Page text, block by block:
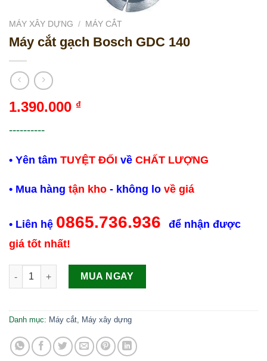
MÁY XÂY DỰNG / MÁY CẮT
Máy cắt gạch Bosch GDC 140
1.390.000 ₫
----------
• Yên tâm TUYỆT ĐỐI về CHẤT LƯỢNG
• Mua hàng tận kho - không lo về giá
• Liên hệ 0865.736.936
để nhận được
giá tốt nhất!
Máy cắt gạch Bosch GDC 140 số lượng
MUA NGAY
Danh mục: Máy cắt, Máy xây dựng